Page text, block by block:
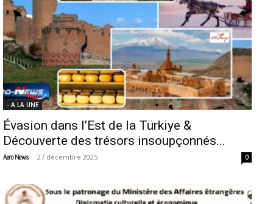
- A LA UNE
Évasion dans l’Est de la Türkiye &
Découverte des trésors insoupçonnés...
Aero News - 27 décembre 2025 0